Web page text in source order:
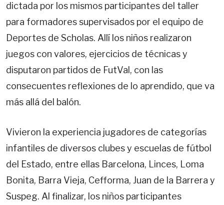
dictada por los mismos participantes del taller
para formadores supervisados por el equipo de
Deportes de Scholas. Allí los niños realizaron
juegos con valores, ejercicios de técnicas y
disputaron partidos de FutVal, con las
consecuentes reflexiones de lo aprendido, que va
más allá del balón.
Vivieron la experiencia jugadores de categorías
infantiles de diversos clubes y escuelas de fútbol
del Estado, entre ellas Barcelona, Linces, Loma
Bonita, Barra Vieja, Cefforma, Juan de la Barrera y
Suspeg. Al finalizar, los niños participantes